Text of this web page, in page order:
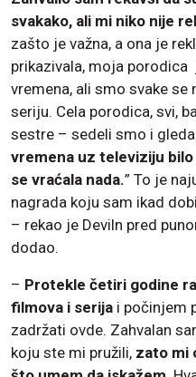
svakako, ali mi niko nije
zašto je važna, a ona je
prikazivala, moja
vremena, ali smo svake se
seriju. Cela porodica, svi,
sestre – sedeli smo i
vremena uz televiziju
se vraćala nada.” To je
nagrada koju sam ikad
– rekao je Deviln pred
dodao.
– Protekle četiri godine
filmova i serija i počinjem
zadržati ovde. Zahvalan
koju ste mi pružili, zato mi